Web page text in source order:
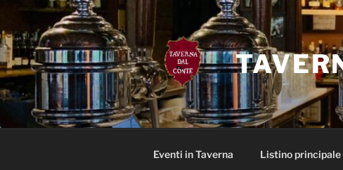
contenuto
Eventi in Taverna Listino principale